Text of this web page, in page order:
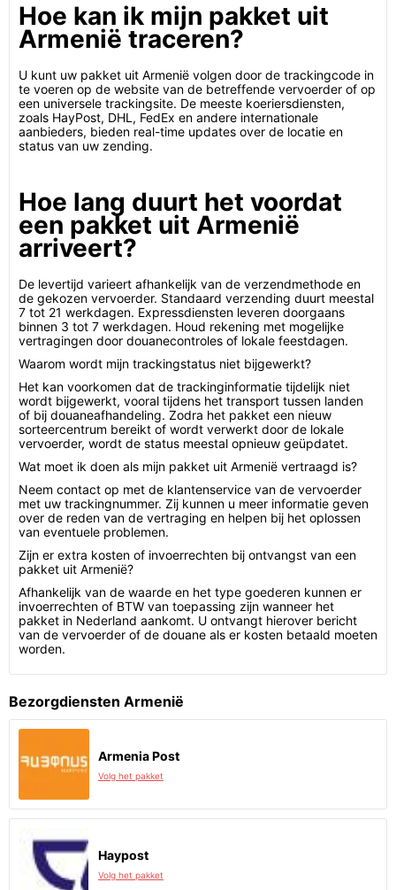
Hoe kan ik mijn pakket uit
Armenië traceren?
U kunt uw pakket uit Armenië volgen door de trackingcode in
te voeren op de website van de betreffende vervoerder of op
een universele trackingsite. De meeste koeriersdiensten,
zoals HayPost, DHL, FedEx en andere internationale
aanbieders, bieden real-time updates over de locatie en
status van uw zending.
Hoe lang duurt het voordat
een pakket uit Armenië
arriveert?
De levertijd varieert afhankelijk van de verzendmethode en
de gekozen vervoerder. Standaard verzending duurt meestal
7 tot 21 werkdagen. Expressdiensten leveren doorgaans
binnen 3 tot 7 werkdagen. Houd rekening met mogelijke
vertragingen door douanecontroles of lokale feestdagen.
Waarom wordt mijn trackingstatus niet bijgewerkt?
Het kan voorkomen dat de trackinginformatie tijdelijk niet
wordt bijgewerkt, vooral tijdens het transport tussen landen
of bij douaneafhandeling. Zodra het pakket een nieuw
sorteercentrum bereikt of wordt verwerkt door de lokale
vervoerder, wordt de status meestal opnieuw geüpdatet.
Wat moet ik doen als mijn pakket uit Armenië vertraagd is?
Neem contact op met de klantenservice van de vervoerder
met uw trackingnummer. Zij kunnen u meer informatie geven
over de reden van de vertraging en helpen bij het oplossen
van eventuele problemen.
Zijn er extra kosten of invoerrechten bij ontvangst van een
pakket uit Armenië?
Afhankelijk van de waarde en het type goederen kunnen er
invoerrechten of BTW van toepassing zijn wanneer het
pakket in Nederland aankomt. U ontvangt hierover bericht
van de vervoerder of de douane als er kosten betaald moeten
worden.
Bezorgdiensten Armenië
Armenia Post
Volg het pakket
Haypost
Volg het pakket